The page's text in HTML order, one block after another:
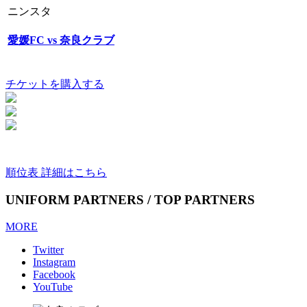
ニンスタ
愛媛FC vs 奈良クラブ
チケットを購入する
順位表 詳細はこちら
UNIFORM PARTNERS / TOP PARTNERS
MORE
Twitter
Instagram
Facebook
YouTube